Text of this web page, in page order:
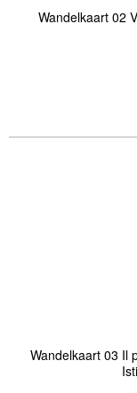
Wandelkaart 02
Wandelkaart 03 Il